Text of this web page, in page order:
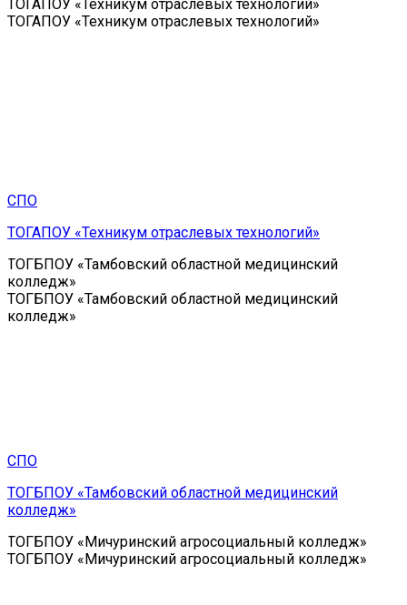
ТОГАПОУ «Техникум отраслевых технологий»
ТОГАПОУ «Техникум отраслевых технологий»
СПО
ТОГАПОУ «Техникум отраслевых технологий»
ТОГБПОУ «Тамбовский областной медицинский
колледж»
ТОГБПОУ «Тамбовский областной медицинский
колледж»
СПО
ТОГБПОУ «Тамбовский областной медицинский
колледж»
ТОГБПОУ «Мичуринский агросоциальный колледж»
ТОГБПОУ «Мичуринский агросоциальный колледж»